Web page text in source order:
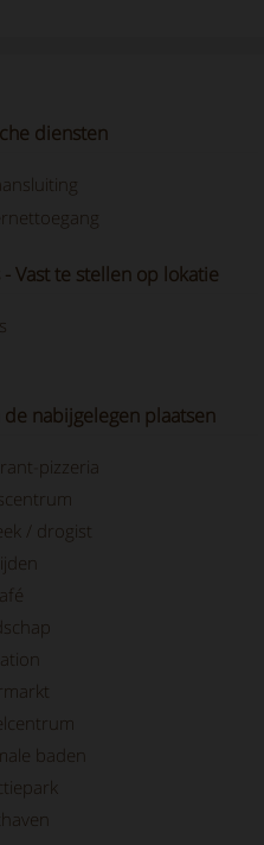
diensten
- Vast te stellen op lokatie
de nabijgelegen plaatsen
pizzeria
/ drogist
baden